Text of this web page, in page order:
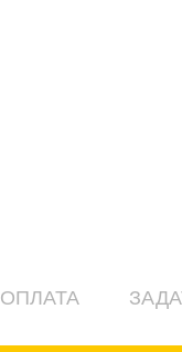
ОПЛАТА